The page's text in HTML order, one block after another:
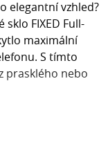
elegantní vzhled?
FIXED Full-
maximální
S tímto
prasklého nebo
škrábanci a